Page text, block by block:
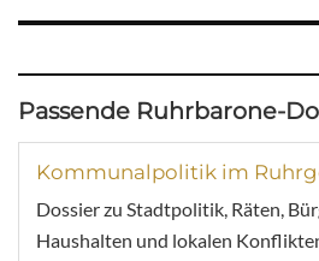
Passende Ruhrbarone-
Kommunalpolitik im
Dossier zu Stadtpolitik, Räten,
Haushalten und lokalen